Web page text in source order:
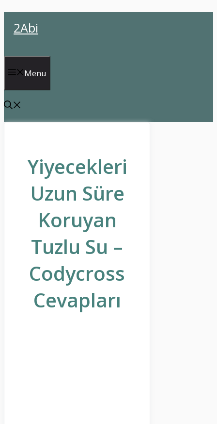
atla2Abi
Menu
Yiyecekleri
Uzun Süre
Koruyan
Tuzlu Su –
Codycross
Cevapları